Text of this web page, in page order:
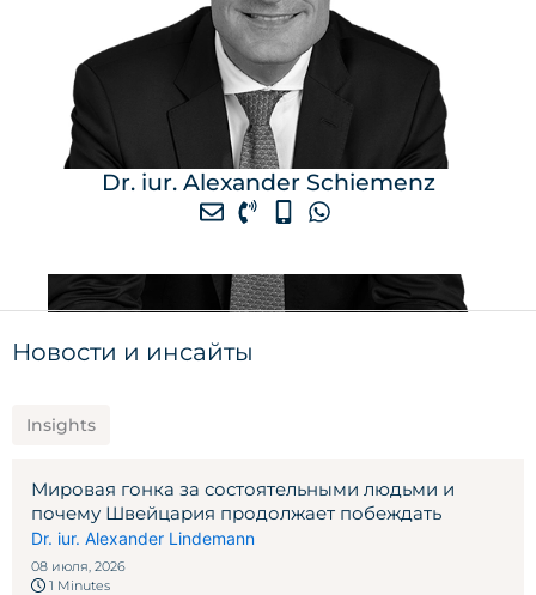
Dr. iur. Alexander Schiemenz
Новости и инсайты
Insights
Мировая гонка за состоятельными людьми и
почему Швейцария продолжает побеждать
Dr. iur. Alexander Lindemann
08 июля, 2026
1 Minutes